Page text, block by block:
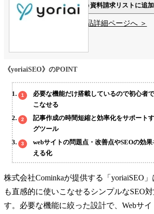
資料請求リストに追加
製品詳細ページへ ＞
《yoriaiSEO》のPOINT
必要な機能だけ搭載しているので初心者
こなせる
記事作成の時間短縮と効率化をサポート
グツール
webサイトの問題点・改善点やSEOの効
える化
株式会社Cominkaが提供する「yoriaiSEO
も直感的に使いこなせるシンプルなSEO
す。必要な機能に絞った設計で、Webサ